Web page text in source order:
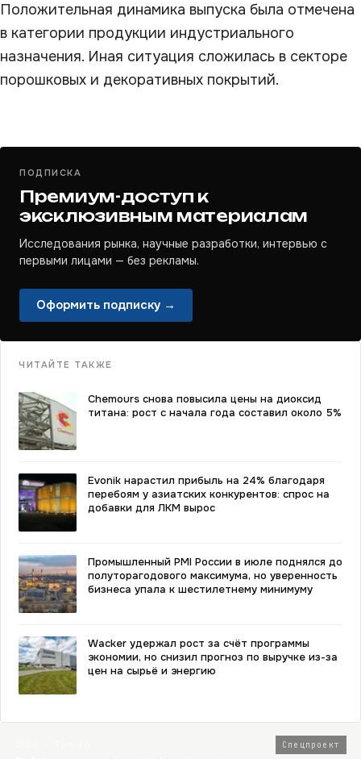
Положительная динамика выпуска была отмечена
в категории продукции индустриального
назначения. Иная ситуация сложилась в секторе
порошковых и декоративных покрытий.
ПОДПИСКА
Премиум-доступ к
эксклюзивным материалам
Исследования рынка, научные разработки, интервью с
первыми лицами — без рекламы.
Оформить подписку →
ЧИТАЙТЕ ТАКЖЕ
Chemours снова повысила цены на диоксид
титана: рост с начала года составил около 5%
Evonik нарастил прибыль на 24% благодаря
перебоям у азиатских конкурентов: спрос на
добавки для ЛКМ вырос
Промышленный PMI России в июле поднялся до
полуторагодового максимума, но уверенность
бизнеса упала к шестилетнему минимуму
Wacker удержал рост за счёт программы
экономии, но снизил прогноз по выручке из-за
цен на сырьё и энергию
Спецпроект